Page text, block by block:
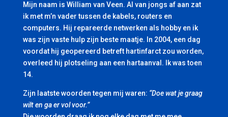
Mijn naam is William van Veen. Al van jongs af aan zat
ik met m’n vader tussen de kabels, routers en
computers. Hij repareerde netwerken als hobby en ik
was zijn vaste hulp zijn beste maatje. In 2004, een dag
voordat hij geopereerd betreft hartinfarct zou worden,
overleed hij plotseling aan een hartaanval. Ik was toen
14.
Zijn laatste woorden tegen mij waren: “Doe wat je graag
wilt en ga er vol voor.”